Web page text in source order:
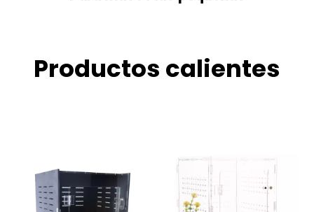
Productos calientes